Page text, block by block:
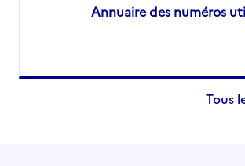
Annuaire des numéros
Tous